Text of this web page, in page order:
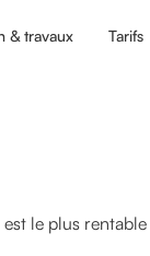
& travaux Tarifs
le plus